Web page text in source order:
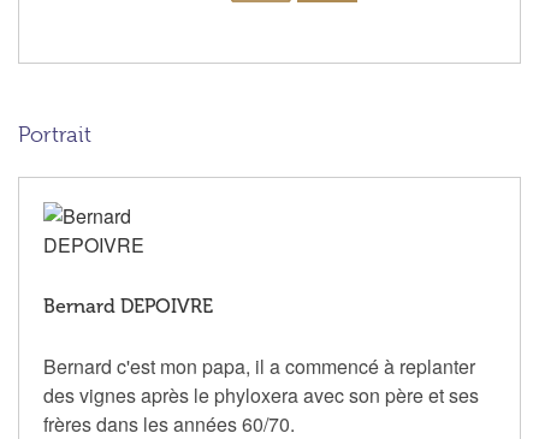
Portrait
Bernard DEPOIVRE
Bernard c'est mon papa, il a commencé à replanter
des vignes après le phyloxera avec son père et ses
frères dans les années 60/70.